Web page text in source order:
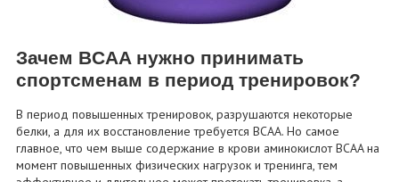
Зачем BCAA нужно принимать
спортсменам в период тренировок?
В период повышенных тренировок, разрушаются некоторые
белки, а для их восстановление требуется BCAA. Но самое
главное, что чем выше содержание в крови аминокислот BCAA на
момент повышенных физических нагрузок и тренинга, тем